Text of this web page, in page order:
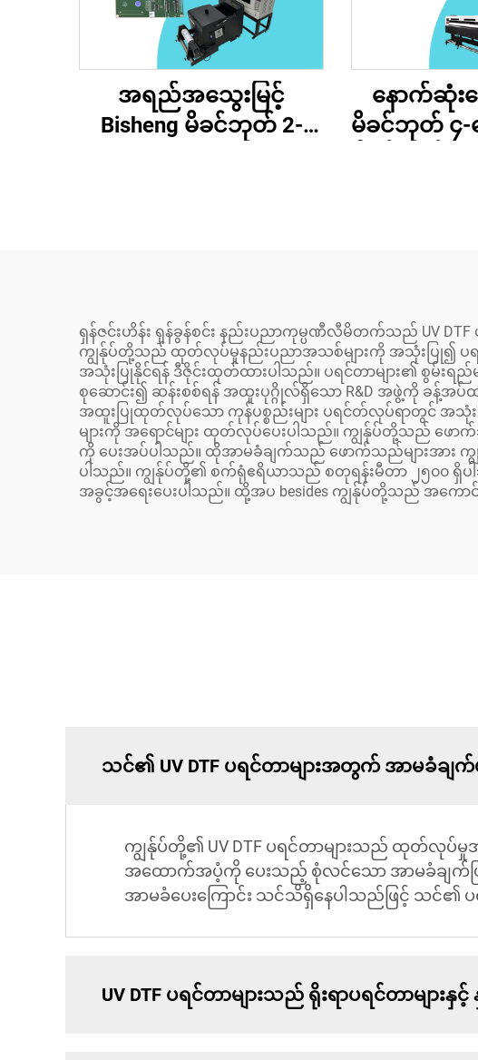
အရည်အသွေးမြင့်
Bisheng မိခင်ဘုတ် 2-
နောက်ဆုံးပ
မိခင်ဘုတ် ၄-ခ
ရှန်ဇင်းဟိန်း ရှန်ခွန်စင်း နည်းပညာကုမ္ပဏီလီမိတက်သည် UV
ကျွန်ုပ်တို့သည် ထုတ်လုပ်မှုနည်းပညာအသစ်များကို အသုံးပြု၍ ပရ
အသုံးပြုနိုင်ရန် ဒီဇိုင်းထုတ်ထားပါသည်။ ပရင်တာများ၏ စွမ်း
စုဆောင်း၍ ဆန်းစစ်ရန် အထူးပုဂ္ဂိုလ်ရှိသော R&D အဖွဲ့ကို ခန့်အ
အထူးပြုထုတ်လုပ်သော ကုန်ပစ္စည်းများ ပရင်တ်လုပ်ရာတွင် အ
များကို အရောင်များ ထုတ်လုပ်ပေးပါသည်။ ကျွန်ုပ်တို့သည် ဖေ
ကို ပေးအပ်ပါသည်။ ထိုအာမခံချက်သည် ဖောက်သည်များအား ကျွ
ပါသည်။ ကျွန်ုပ်တို့၏ စက်ရုံဧရိယာသည် စတုရန်းမီတာ ၂၅၀၀ ရှိ
အခွင့်အရေးပေးပါသည်။ ထို့အပ besides ကျွန်ုပ်တို့သည် အကော
သင်၏ UV DTF ပရင်တာများအတွက် အာမခံခ
ကျွန်ုပ်တို့၏ UV DTF ပရင်တာများသည် ထုတ်လုပ်မှု
အထောက်အပံ့ကို ပေးသည့် စုံလင်သော အာမခံချက်
အာမခံပေးကြောင်း သင်သိရှိနေပါသည်ဖြင့် သင်၏
UV DTF ပရင်တာများသည် ရိုးရာပရင်တာမျာ